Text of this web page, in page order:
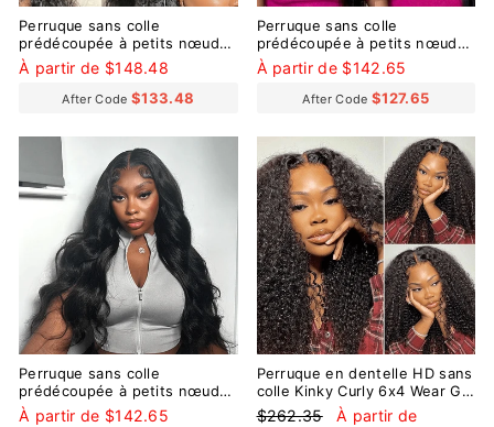
Perruque sans colle
prédécoupée à petits nœuds
pré-décolorés Go Deep Wave
9x6
À partir de $148.48
After Code $133.48
Perruque sans colle
prédécoupée à petits nœuds
pré-décolorés Wear Go Silky
Straight 9x6
À partir de $142.65
After Code $127.65
Perruque sans colle
prédécoupée à petits nœuds
pré-décolorés Wear Go Body
À partir de $142.65
Réduit
Perruque en dentelle HD sans
colle Kinky Curly 6x4 Wear Go
avec de petits nœuds pré-
Prix
$262.35
Prix
À partir de